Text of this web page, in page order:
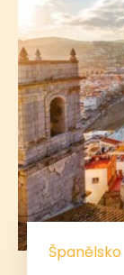
Španělsko